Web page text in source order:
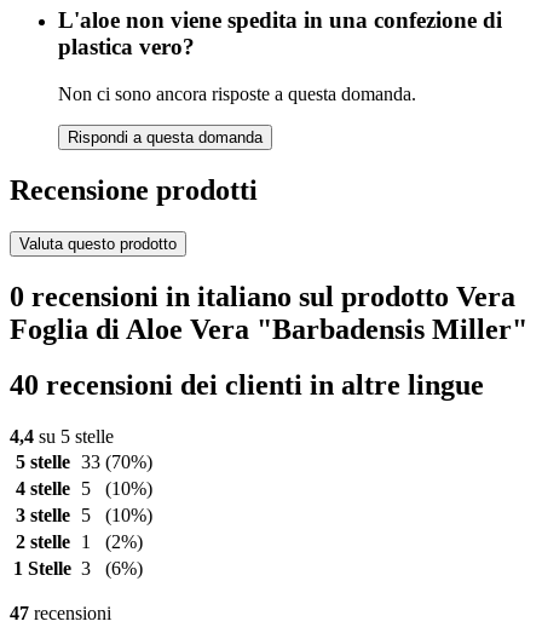
L'aloe non viene spedita in una confezione di
plastica vero?
Non ci sono ancora risposte a questa domanda.
Rispondi a questa domanda
Recensione prodotti
Valuta questo prodotto
0 recensioni in italiano sul prodotto Vera
Foglia di Aloe Vera "Barbadensis Miller"
40 recensioni dei clienti in altre lingue
4,4 su 5 stelle
5 stelle 33 (70%)
4 stelle
5
(10%)
3 stelle
5
(10%)
2 stelle
1
(2%)
1 Stelle 3 (6%)
47 recensioni